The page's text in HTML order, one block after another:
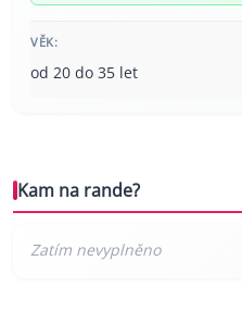
VĚK:
od 20 do 35 let
Kam na rande?